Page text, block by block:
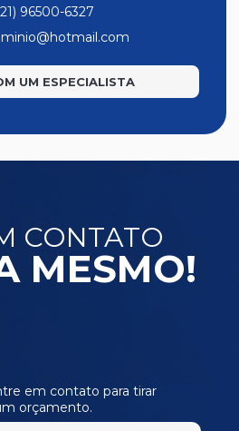
96500-6327
UM ESPECIALISTA
CONTATO
MESMO!
em contato para tirar
orçamento.